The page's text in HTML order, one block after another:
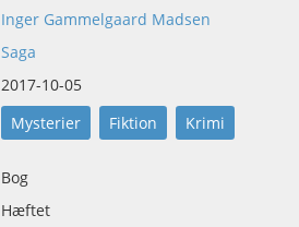
Inger Gammelgaard Madsen
Saga
2017-10-05
Mysterier Fiktion Krimi
Bog
Hæftet